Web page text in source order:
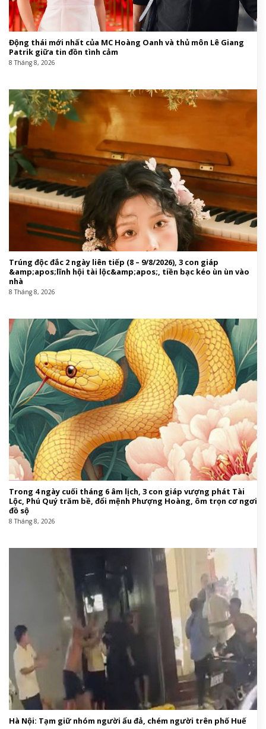
Động thái mới nhất của MC Hoàng Oanh và thủ môn Lê Giang
Patrik giữa tin đồn tình cảm
8 Tháng 8, 2026
Trúng độc đắc 2 ngày liên tiếp (8 – 9/8/2026), 3 con giáp
&amp;apos;lĩnh hội tài lộc&amp;apos;, tiền bạc kéo ùn ùn vào
nhà
8 Tháng 8, 2026
Trong 4 ngày cuối tháng 6 âm lịch, 3 con giáp vượng phát Tài
Lộc, Phú Quý trăm bề, đổi mệnh Phượng Hoàng, ôm trọn cơ ngơi
đồ sộ
8 Tháng 8, 2026
Hà Nội: Tạm giữ nhóm người ẩu đả, chém người trên phố Huế